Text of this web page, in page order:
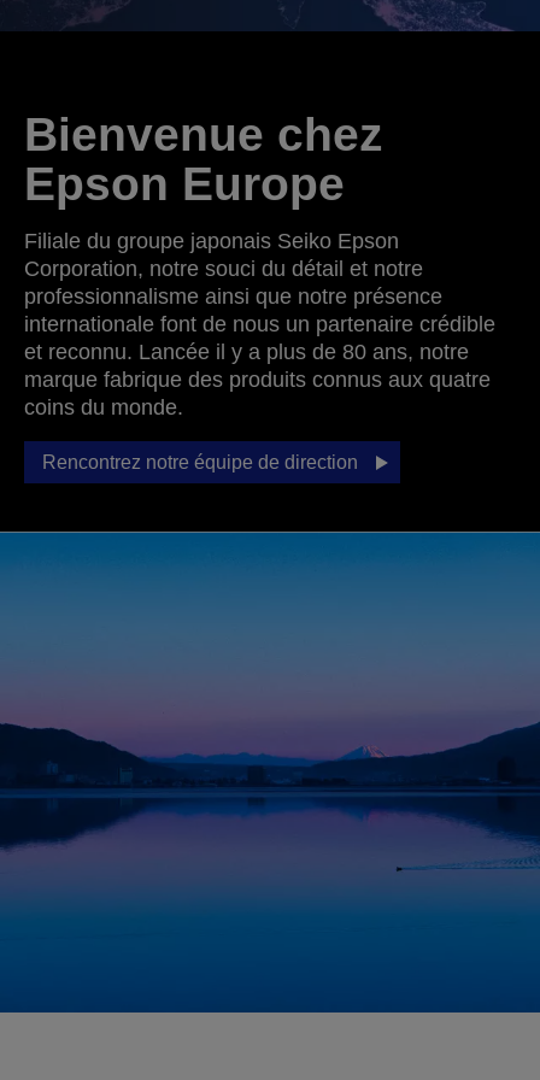
Bienvenue chez
Epson Europe
Filiale du groupe japonais Seiko Epson
Corporation, notre souci du détail et notre
professionnalisme ainsi que notre présence
internationale font de nous un partenaire crédible
et reconnu. Lancée il y a plus de 80 ans, notre
marque fabrique des produits connus aux quatre
coins du monde.
Rencontrez notre équipe de direction